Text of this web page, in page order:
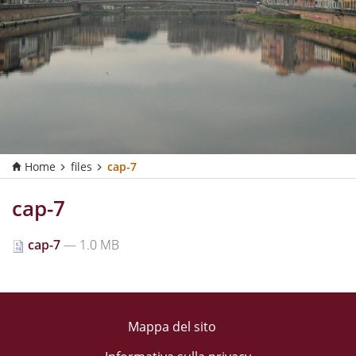
Home files cap-7
cap-7
cap-7— 1.0 MB
Mappa del sito